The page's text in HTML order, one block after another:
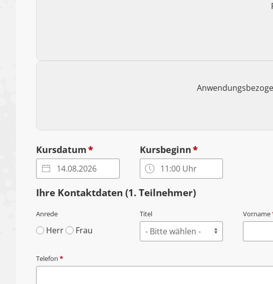
Kursdatum* Kursbeginn*
Ihre Kontaktdaten (1. Teilnehmer)
Anrede
Herr Frau
Titel Vorname
Telefon *